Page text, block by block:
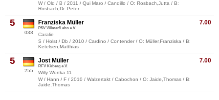
W / Old / B / 2011 / Qui Maro / Candillo / O: Rosbach,Jutta / B:
Rosbach,Dr. Peter
5
038
7.00
Franziska Müller
PSV Villmar/Lahn e.V.
Caralie
S / Holst / Db / 2010 / Cardino / Contender / O: Müller,Franziska / B:
Ketelsen,Matthias
5
255
7.00
Jost Müller
RFV Kirberg e.V.
Willy Wonka 11
W / Hann / F / 2010 / Walzertakt / Cabochon / O: Jaide,Thomas / B:
Jaide,Thomas